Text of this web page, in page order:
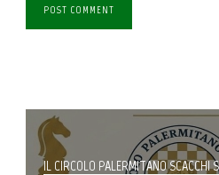
IL CIRCOLO PALERMITANO SCACCHI